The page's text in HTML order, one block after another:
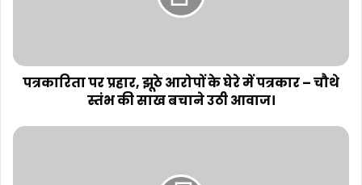
पत्रकारिता पर प्रहार, झूठे आरोपों के घेरे में पत्रकार – चौथे
स्तंभ की साख बचाने उठी आवाज।